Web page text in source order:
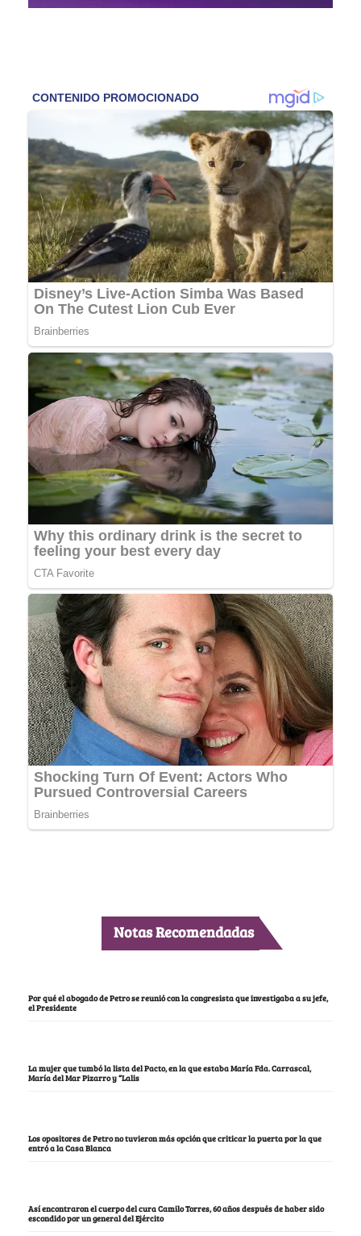
Notas Recomendadas
Por qué el abogado de Petro se reunió con la congresista que investigaba a su jefe,
el Presidente
La mujer que tumbó la lista del Pacto, en la que estaba María Fda. Carrascal,
María del Mar Pizarro y “Lalis
Los opositores de Petro no tuvieron más opción que criticar la puerta por la que
entró a la Casa Blanca
Así encontraron el cuerpo del cura Camilo Torres, 60 años después de haber sido
escondido por un general del Ejército